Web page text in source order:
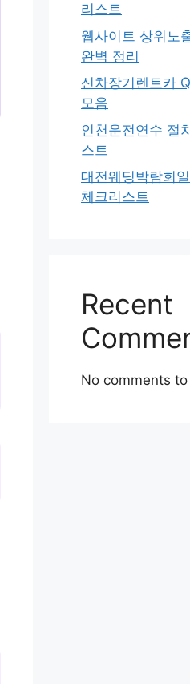
리스트
웹사이트 상위노
완벽 정리
신차장기렌트카
모음
인천운전연수 절
스트
대전웨딩박람회
체크리스트
Recent
No comments